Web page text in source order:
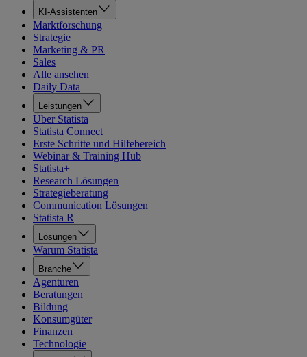
KI-Assistenten
Marktforschung
Strategie
Marketing & PR
Sales
Alle ansehen
Daily Data
Leistungen
Über Statista
Statista Connect
Erste Schritte und Hilfebereich
Webinar & Training Hub
Statista+
Research Lösungen
Strategieberatung
Communication Lösungen
Statista R
Lösungen
Warum Statista
Branche
Agenturen
Beratungen
Bildung
Konsumgüter
Finanzen
Technologie